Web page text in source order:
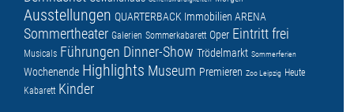
Ausstellungen QUARTERBACK Immobilien ARENA
Sommertheater Galerien Sommerkabarett Oper Eintritt frei
Musicals Führungen Dinner-Show Trödelmarkt Sommerferien
Wochenende Highlights Museum Premieren Zoo Leipzig Heute
Kabarett Kinder